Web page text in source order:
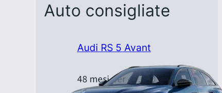
Auto consigliate
Audi RS 5 Avant
48 mesi per 40.000 km